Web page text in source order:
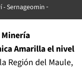
-Sernageomin
Amarilla el nivel
Región del Maule,